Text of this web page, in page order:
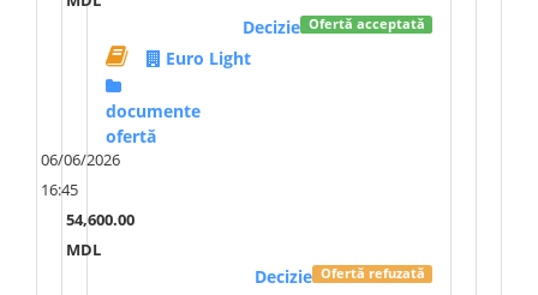
Ofertă acceptată
Decizie
Euro Light
documente
ofertă
06/06/2026
16:45
54,600.00
MDL
Ofertă refuzată
Decizie